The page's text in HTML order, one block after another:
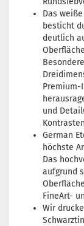
Das
besticht
deutlich
und
German
höchste
Das
aufgrund
FineArt-
Wir